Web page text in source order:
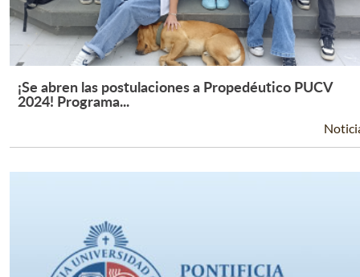
Leer Más +
¡Se abren las postulaciones a Propedéutico PUCV
2024! Programa...